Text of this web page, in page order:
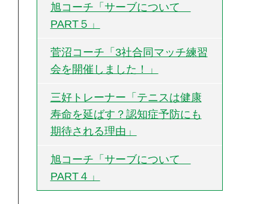
旭コーチ「サーブについて
PART５」
菅沼コーチ「3社合同マッチ練習
会を開催しました！」
三好トレーナー「テニスは健康
寿命を延ばす？認知症予防にも
期待される理由」
旭コーチ「サーブについて
PART４」